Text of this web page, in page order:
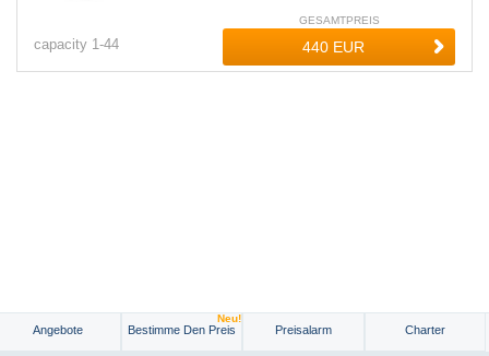
capacity 1-44
GESAMTPREIS
Angebote Bestimme Den Preis
Neu!
Preisalarm Charter